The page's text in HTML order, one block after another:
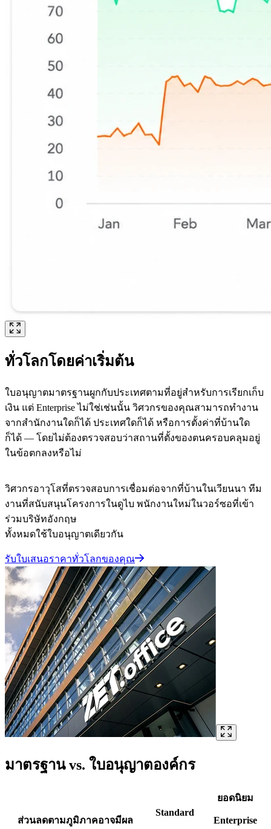
ทั่วโลกโดยค่าเริ่มต้น
ใบอนุญาตมาตรฐานผูกกับประเทศตามที่อยู่สำหรับการเรียกเก็บ
เงิน แต่ Enterprise ไม่ใช่เช่นนั้น วิศวกรของคุณสามารถทำงาน
จากสำนักงานใดก็ได้ ประเทศใดก็ได้ หรือการตั้งค่าที่บ้านใด
ก็ได้ — โดยไม่ต้องตรวจสอบว่าสถานที่ตั้งของตนครอบคลุมอยู่
ในข้อตกลงหรือไม่
วิศวกรอาวุโสที่ตรวจสอบการเชื่อมต่อจากที่บ้านในเวียนนา ทีม
งานที่สนับสนุนโครงการในดูไบ พนักงานใหม่ในวอร์ซอที่เข้า
ร่วมบริษัทอังกฤษ
ทั้งหมดใช้ใบอนุญาตเดียวกัน
รับใบเสนอราคาทั่วโลกของคุณ
มาตรฐาน vs. ใบอนุญาตองค์กร
ส่วนลดตามภูมิภาคอาจมีผล
Standard
ยอดนิยม
Enterprise